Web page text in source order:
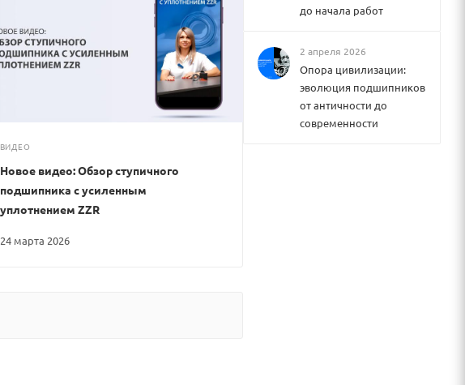
ВИДЕО
24 марта 2026
Новое видео: Обзор ступичного
подшипника с усиленным
уплотнением ZZR
до начала работ
2 апреля 2026
Опора цивилизации:
эволюция подшипников
от античности до
современности